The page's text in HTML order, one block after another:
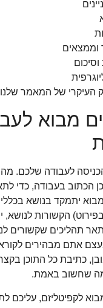
וסיכום
העיקרי של המאמר
מבוא
לעבודה שלכם.
הכתוב בעבודה, כדי
יתמקד בנושא
הקשורות
תהליכים שקשורים
אתם מבהירים
כתיבת כל התוכן
שחשוב באמת.
לקפיטליזם, עליכם